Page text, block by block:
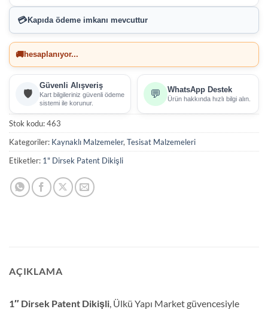
💳Kapıda ödeme imkanı mevcuttur
🚚hesaplanıyor...
🛡️
Güvenli Alışveriş
Kart bilgileriniz güvenli ödeme
sistemi ile korunur.
💬 WhatsApp Destek
Ürün hakkında hızlı bilgi alın.
Stok kodu:463
Kategoriler: Kaynaklı Malzemeler, Tesisat Malzemeleri
Etiketler: 1" Dirsek Patent Dikişli
AÇIKLAMA
1″ Dirsek Patent Dikişli, Ülkü Yapı Market güvencesiyle